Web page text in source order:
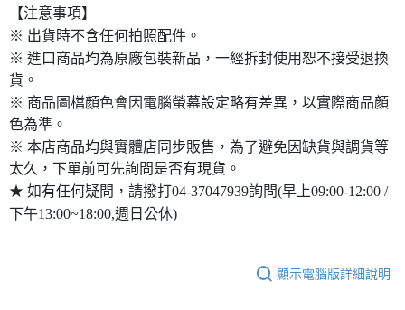
【注意事項】
※ 出貨時不含任何拍照配件。
※ 進口商品均為原廠包裝新品，一經拆封使用恕不接受退換
貨。
※ 商品圖檔顏色會因電腦螢幕設定略有差異，以實際商品顏
色為準。
※ 本店商品均與實體店同步販售，為了避免因缺貨與調貨等
太久，下單前可先詢問是否有現貨。
★ 如有任何疑問，請撥打04-37047939詢問(早上09:00-12:00 /
下午13:00~18:00,週日公休)
顯示電腦版詳細說明